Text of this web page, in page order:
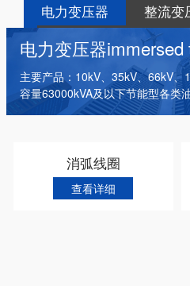
电力变压器 整流变
干式变压器
电抗
电力变压器immersed
主要产品：10kV、35kV、66kV、
容量63000kVA及以下节能型各类
消弧线圈
查看详细